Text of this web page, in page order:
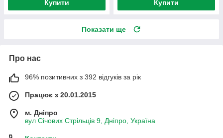
Купити Купити
Показати ще
Про нас
96% позитивних з 392 відгуків за рік
Працює з 20.01.2015
м. Дніпро
вул Січових Стрільців 9, Дніпро, Україна